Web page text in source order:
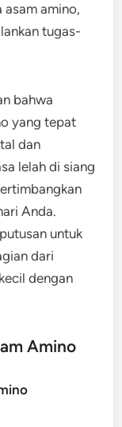
asam amino,
tugas-
bahwa
yang tepat
dan
lelah di siang
Anda.
untuk
dari
dengan
Amino